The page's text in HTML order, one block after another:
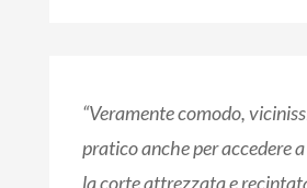
“Veramente comodo,
pratico anche per accedere
la corte attrezzata e